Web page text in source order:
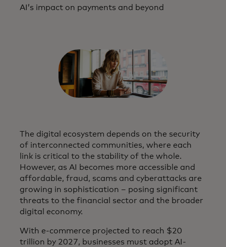
AI’s impact on payments and beyond
The digital ecosystem depends on the security
of interconnected communities, where each
link is critical to the stability of the whole.
However, as AI becomes more accessible and
affordable, fraud, scams and cyberattacks are
growing in sophistication – posing significant
threats to the financial sector and the broader
digital economy.
With e-commerce projected to reach $20
trillion by 2027, businesses must adopt AI-